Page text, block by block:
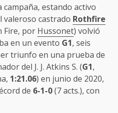
campaña, estando activo
valeroso castrado Rothfire
Fire, por Hussonet) volvió
en un evento G1, seis
triunfo en una prueba de
del J. J. Atkins S. (G1,
1:21.06) en junio de 2020,
de 6-1-0(7 acts.), con